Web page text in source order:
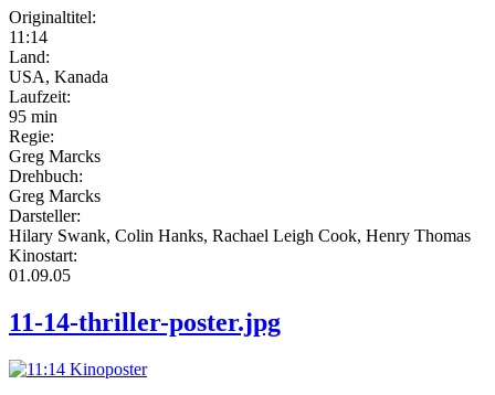
Originaltitel:
11:14
Land:
USA, Kanada
Laufzeit:
95 min
Regie:
Greg Marcks
Drehbuch:
Greg Marcks
Darsteller:
Hilary Swank, Colin Hanks, Rachael Leigh Cook, Henry Thomas
Kinostart:
01.09.05
11-14-thriller-poster.jpg